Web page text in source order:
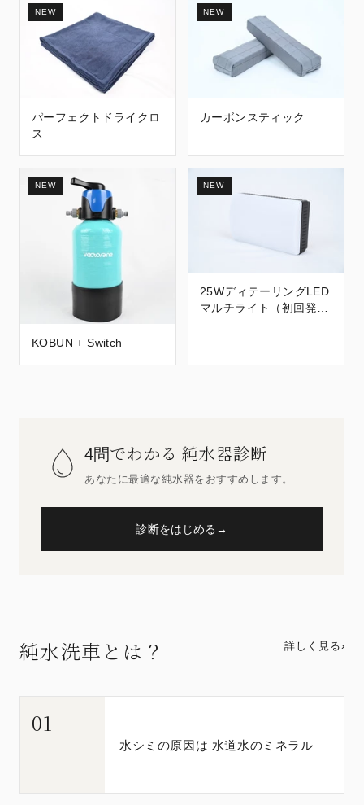
NEW
パーフェクトドライクロ
ス
NEW
カーボンスティック
NEW
KOBUN + Switch
NEW
25WディテーリングLED
マルチライト（初回発注
4問でわかる 純水器診断
あなたに最適な純水器をおすすめします。
診断をはじめる →
純水洗車とは？ 詳しく見る›
01
水シミの原因は 水道水のミネラル